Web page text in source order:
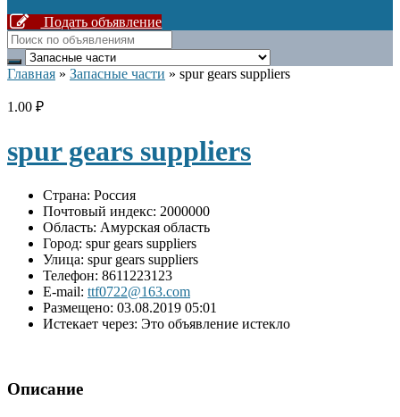
Подать объявление
Главная » Запасные части » spur gears suppliers
1.00 ₽
spur gears suppliers
Страна: Россия
Почтовый индекс: 2000000
Область: Амурская область
Город: spur gears suppliers
Улица: spur gears suppliers
Телефон: 8611223123
E-mail: ttf0722@163.com
Размещено: 03.08.2019 05:01
Истекает через: Это объявление истекло
Описание